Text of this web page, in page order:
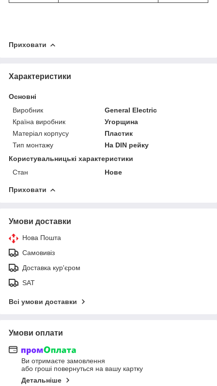
Приховати
Характеристики
Основні
Виробник
General Electric
Країна виробник
Угорщина
Матеріал корпусу
Пластик
Тип монтажу
На DIN рейку
Користувальницькі характеристики
Стан
Нове
Приховати
Умови доставки
Нова Пошта
Самовивіз
Доставка кур'єром
SAT
Всі умови доставки
Умови оплати
Ви отримаєте замовлення
або гроші повернуться на вашу картку
Детальніше